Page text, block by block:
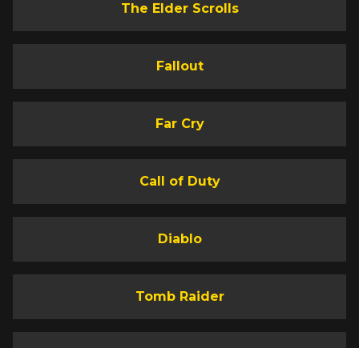
The Elder Scrolls
Fallout
Far Cry
Call of Duty
Diablo
Tomb Raider